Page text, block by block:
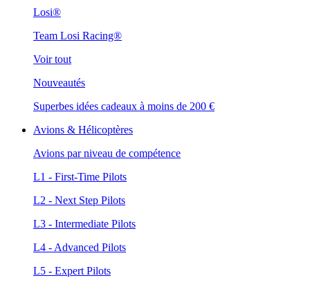
Losi®
Team Losi Racing®
Voir tout
Nouveautés
Superbes idées cadeaux à moins de 200 €
Avions & Hélicoptères
Avions par niveau de compétence
L1 - First-Time Pilots
L2 - Next Step Pilots
L3 - Intermediate Pilots
L4 - Advanced Pilots
L5 - Expert Pilots